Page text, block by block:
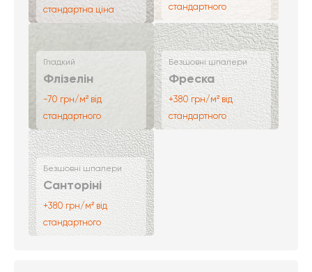
стандартна ціна
стандартного
Гладкий
Флізелін
-70 грн/м² від
стандартного
Безшовні шпалери
Фреска
+380 грн/м² від
стандартного
Безшовні шпалери
Санторіні
+380 грн/м² від
стандартного